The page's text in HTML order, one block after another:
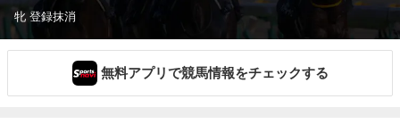
牝 登録抹消
無料アプリで競馬情報をチェックする